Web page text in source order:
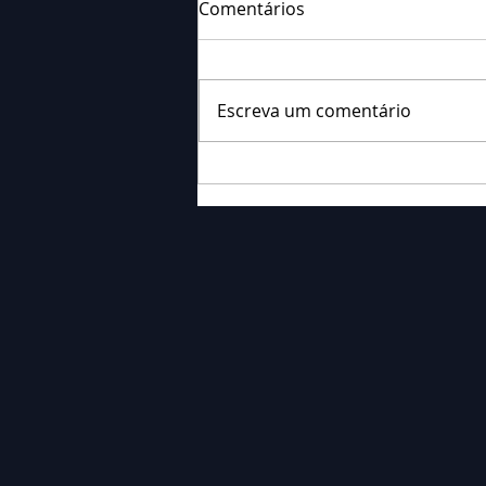
Falecimento: Sr. Neri
Ornieski
Comentários
Escreva um comentário